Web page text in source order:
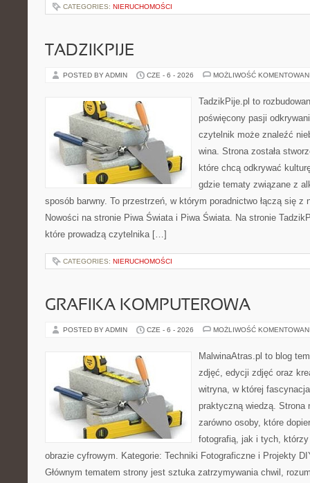
CATEGORIES: NIERUCHOMOŚCI
TADZIKPIJE
POSTED BY ADMIN CZE - 6 - 2026 MOŻLIWOŚĆ
TadzikPije.pl to
poświęcony pasji
czytelnik może znaleźć
wina. Strona została
które chcą odkrywać
gdzie tematy związane z
sposób barwny. To przestrzeń, w którym poradnictwo łączą się z
Nowości na stronie Piwa Świata i Piwa Świata. Na stronie
które prowadzą czytelnika […]
CATEGORIES: NIERUCHOMOŚCI
GRAFIKA KOMPUTEROWA
POSTED BY ADMIN CZE - 6 - 2026 MOŻLIWOŚĆ
MalwinaAtras.pl to blog
zdjęć, edycji zdjęć oraz
witryna, w której
praktyczną wiedzą. Strona
zarówno osoby, które
fotografią, jak i tych,
obrazie cyfrowym. Kategorie: Techniki Fotograficzne i Projekty
Głównym tematem strony jest sztuka zatrzymywania chwil,